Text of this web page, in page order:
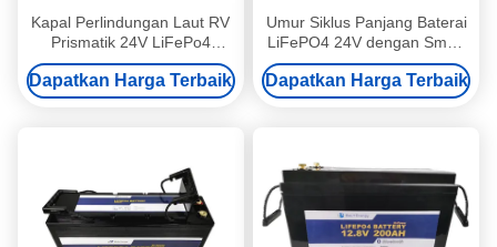
Kapal Perlindungan Laut RV
Prismatik 24V LiFePo4
Baterai 200AH
Dapatkan Harga Terbaik
Umur Siklus Panjang Baterai
LiFePO4 24V dengan Smart
BMS untuk Sistem
Kelautan/Perahu
Dapatkan Harga Terbaik